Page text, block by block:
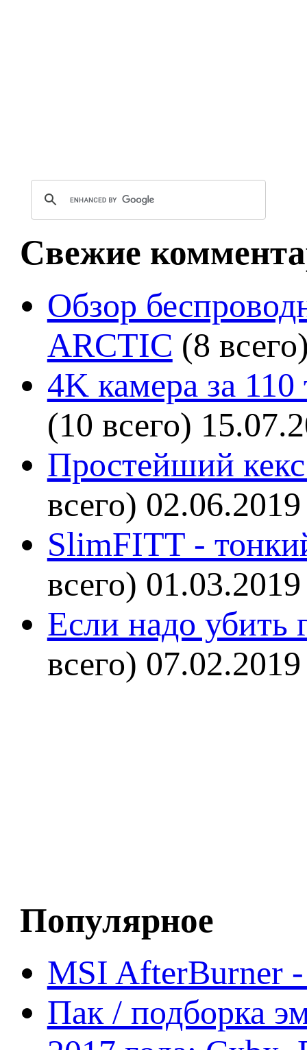
Свежие
Обзор
ARCTIC (8
4K камера за
(10 всего)
Простейший кекс
всего) 02.06.2019
SlimFITT -
всего) 01.03.2019
Если надо убить
всего) 07.02.2019
Популярное
MSI AfterBurner
Пак / подборка